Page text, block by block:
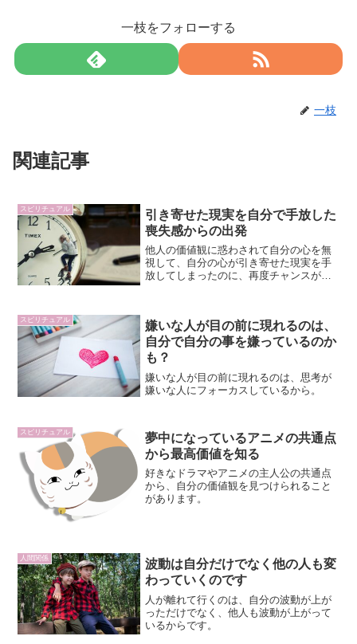
一枝をフォローする
一枝
関連記事
スピリチュアル
引き寄せた現実を自分で手放した
喪失感からの出発
他人の価値観に惑わされて自分の心を無
視して、自分の心が引き寄せた現実を手
放してしまったのに、再度チャンスが与
スピリチュアル
嫌いな人が目の前に現れるのは、
自分で自分の事を嫌っているのか
も？
嫌いな人が目の前に現れるのは、思考が
嫌いな人にフォーカスしているから。
スピリチュアル
夢中になっているアニメの共通点
から最高価値を知る
好きなドラマやアニメの主人公の共通点
から、自分の価値観を見つけられること
があります。
人間関係
波動は自分だけでなく他の人も変
わっていくのです
人が離れて行くのは、自分の波動が上が
っただけでなく、他人も波動が上がって
いるからです。